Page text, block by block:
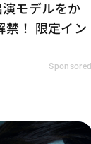
モデルをか
禁！ 限定イン
Sponsored